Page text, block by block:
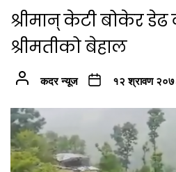
श्रीमान् केटी बोकेर डेढ
श्रीमतीको बेहाल
कदर न्यूज १२ श्रावण